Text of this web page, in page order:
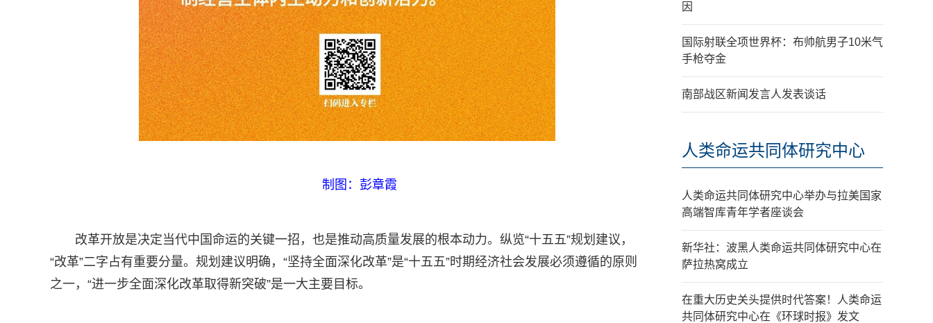
制图：彭章霞
改革开放是决定当代中国命运的关键一招，也是推动高质量发展的根本动力。纵览“十五五”规划建议，
“改革”二字占有重要分量。规划建议明确，“坚持全面深化改革”是“十五五”时期经济社会发展必须遵循的原则
之一，“进一步全面深化改革取得新突破”是一大主要目标。
因
国际射联全项世界杯：布帅航男子10米气
手枪夺金
南部战区新闻发言人发表谈话
人类命运共同体研究中心
人类命运共同体研究中心举办与拉美国家
高端智库青年学者座谈会
新华社：波黑人类命运共同体研究中心在
萨拉热窝成立
在重大历史关头提供时代答案！人类命运
共同体研究中心在《环球时报》发文